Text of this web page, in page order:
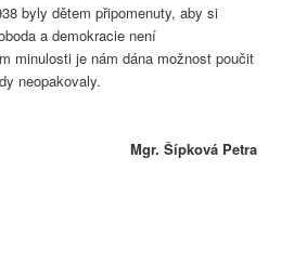
byly dětem připomenuty, aby si
a demokracie není
minulosti je nám dána možnost poučit
neopakovaly.
Mgr. Šípková Petra